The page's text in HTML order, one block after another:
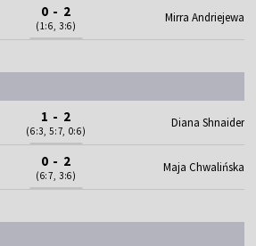
0 - 2
(1:6, 3:6)
Mirra Andriejewa
1 - 2
(6:3, 5:7, 0:6)
Diana Shnaider
0 - 2
(6:7, 3:6)
Maja Chwalińska